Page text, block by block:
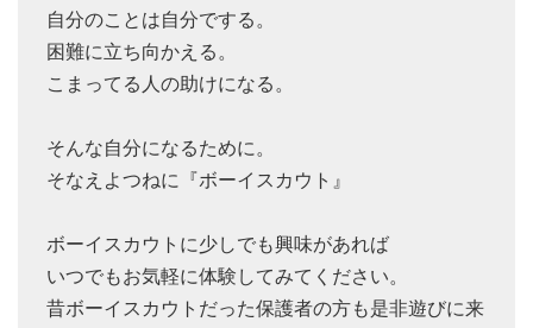
自分のことは自分でする。
困難に立ち向かえる。
こまってる人の助けになる。
そんな自分になるために。
そなえよつねに『ボーイスカウト』
ボーイスカウトに少しでも興味があれば
いつでもお気軽に体験してみてください。
昔ボーイスカウトだった保護者の方も是非遊びに来